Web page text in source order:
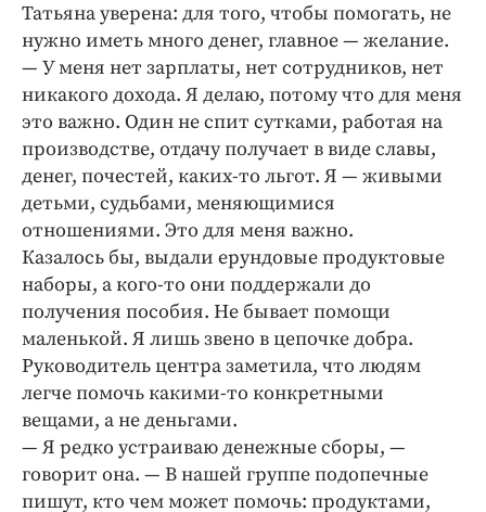
Татьяна уверена: для того, чтобы помогать, не
нужно иметь много денег, главное — ​желание.
— У меня нет зарплаты, нет сотрудников, нет
никакого дохода. Я делаю, потому что для меня
это важно. Один не спит сутками, работая на
производстве, отдачу получает в виде славы,
денег, почестей, каких-­то льгот. Я — ​живыми
детьми, судьбами, меняющимися
отношениями. Это для меня важно.
Казалось бы, выдали ерундовые продуктовые
наборы, а кого-­то они поддержали до
получения пособия. Не бывает помощи
маленькой. Я лишь звено в цепочке добра.
Руководитель центра заметила, что людям
легче помочь какими-­то конкретными
вещами, а не деньгами.
— Я редко устраиваю денежные сборы, — ​
говорит она. — ​В нашей группе подопечные
пишут, кто чем может помочь: ​продуктами,